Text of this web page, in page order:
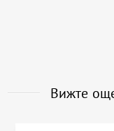
Вижте